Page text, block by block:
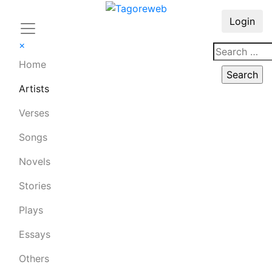
×
Home
Artists
Verses
Songs
Novels
Stories
Plays
Essays
Others
Login